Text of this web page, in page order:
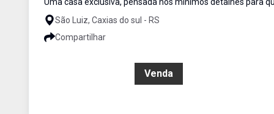
São Luiz, Caxias do sul - RS
Compartilhar
Venda